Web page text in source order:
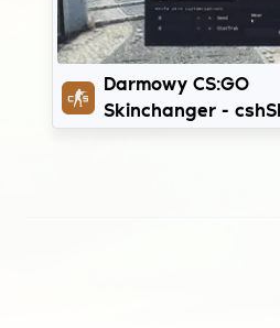
cshSkins
Darmowy CS:GO
Skinchanger -